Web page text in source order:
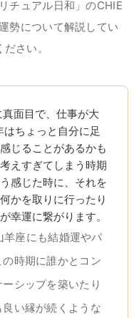
チュアル日和」のCHIE
勢について解説してい
さい。
面目で、仕事が大
ちょっと自分に足
じることがあるかも
えすぎてしまう時期
感じた時に、それを
かを取りに行ったり
幸運に繋がります。
座にも結婚運やパ
時期に誰かとコン
シップを築いたり
い縁が続くような